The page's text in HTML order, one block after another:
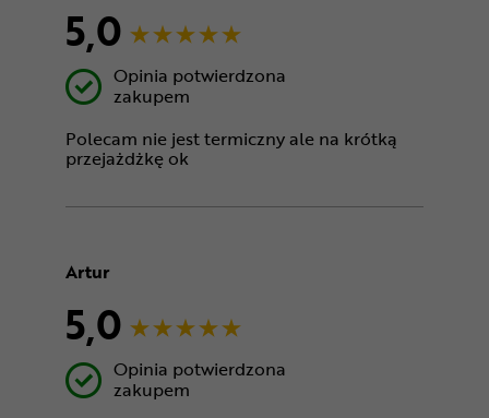
5,0
Opinia potwierdzona
zakupem
Polecam nie jest termiczny ale na krótką
przejażdżkę ok
Artur
5,0
Opinia potwierdzona
zakupem